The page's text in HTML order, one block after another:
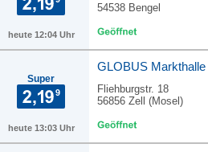
heute 12:04 Uhr
54538 Bengel
Super
heute 13:03 Uhr
GLOBUS Markthalle
Fliehburgstr. 18
56856 Zell (Mosel)